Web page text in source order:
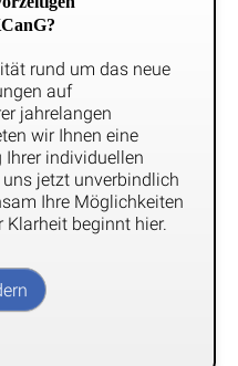
rund um das neue
auf
jahrelangen
wir Ihnen eine
individuellen
jetzt unverbindlich
Ihre Möglichkeiten
Klarheit beginnt hier.